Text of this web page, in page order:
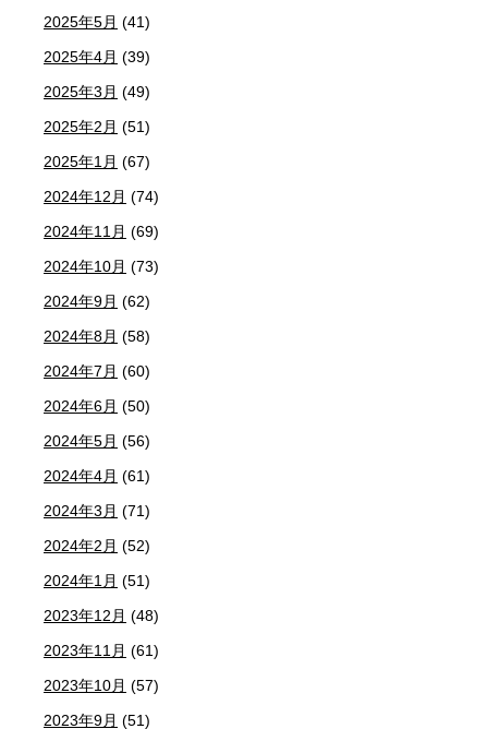
2025年5月 (41)
2025年4月 (39)
2025年3月 (49)
2025年2月 (51)
2025年1月 (67)
2024年12月 (74)
2024年11月 (69)
2024年10月 (73)
2024年9月 (62)
2024年8月 (58)
2024年7月 (60)
2024年6月 (50)
2024年5月 (56)
2024年4月 (61)
2024年3月 (71)
2024年2月 (52)
2024年1月 (51)
2023年12月 (48)
2023年11月 (61)
2023年10月 (57)
2023年9月 (51)